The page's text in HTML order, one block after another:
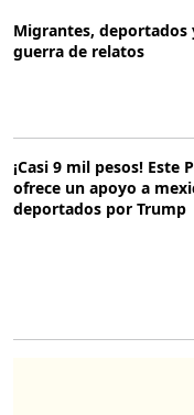
Migrantes, deportados
guerra de relatos
¡Casi 9 mil pesos! Este
ofrece un apoyo a
deportados por Trump